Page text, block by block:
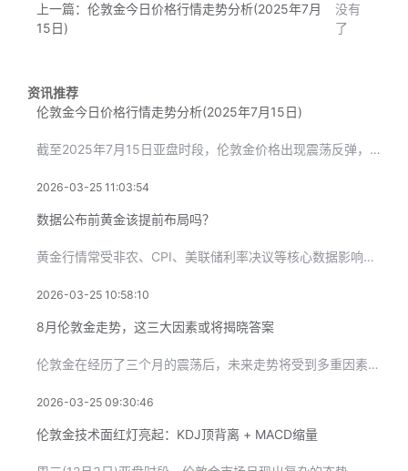
上一篇： 伦敦金今日价格行情走势分析(2025年7月
15日)
没有
了
资讯推荐
伦敦金今日价格行情走势分析(2025年7月15日)
截至2025年7月15日亚盘时段，伦敦金价格出现震荡反弹，当
2026-03-25 11:03:54
数据公布前黄金该提前布局吗？
黄金行情常受非农、CPI、美联储利率决议等核心数据影响，不少
2026-03-25 10:58:10
8月伦敦金走势，这三大因素或将揭晓答案
伦敦金在经历了三个月的震荡后，未来走势将受到多重因素的影响，
2026-03-25 09:30:46
伦敦金技术面红灯亮起：KDJ顶背离 + MACD缩量